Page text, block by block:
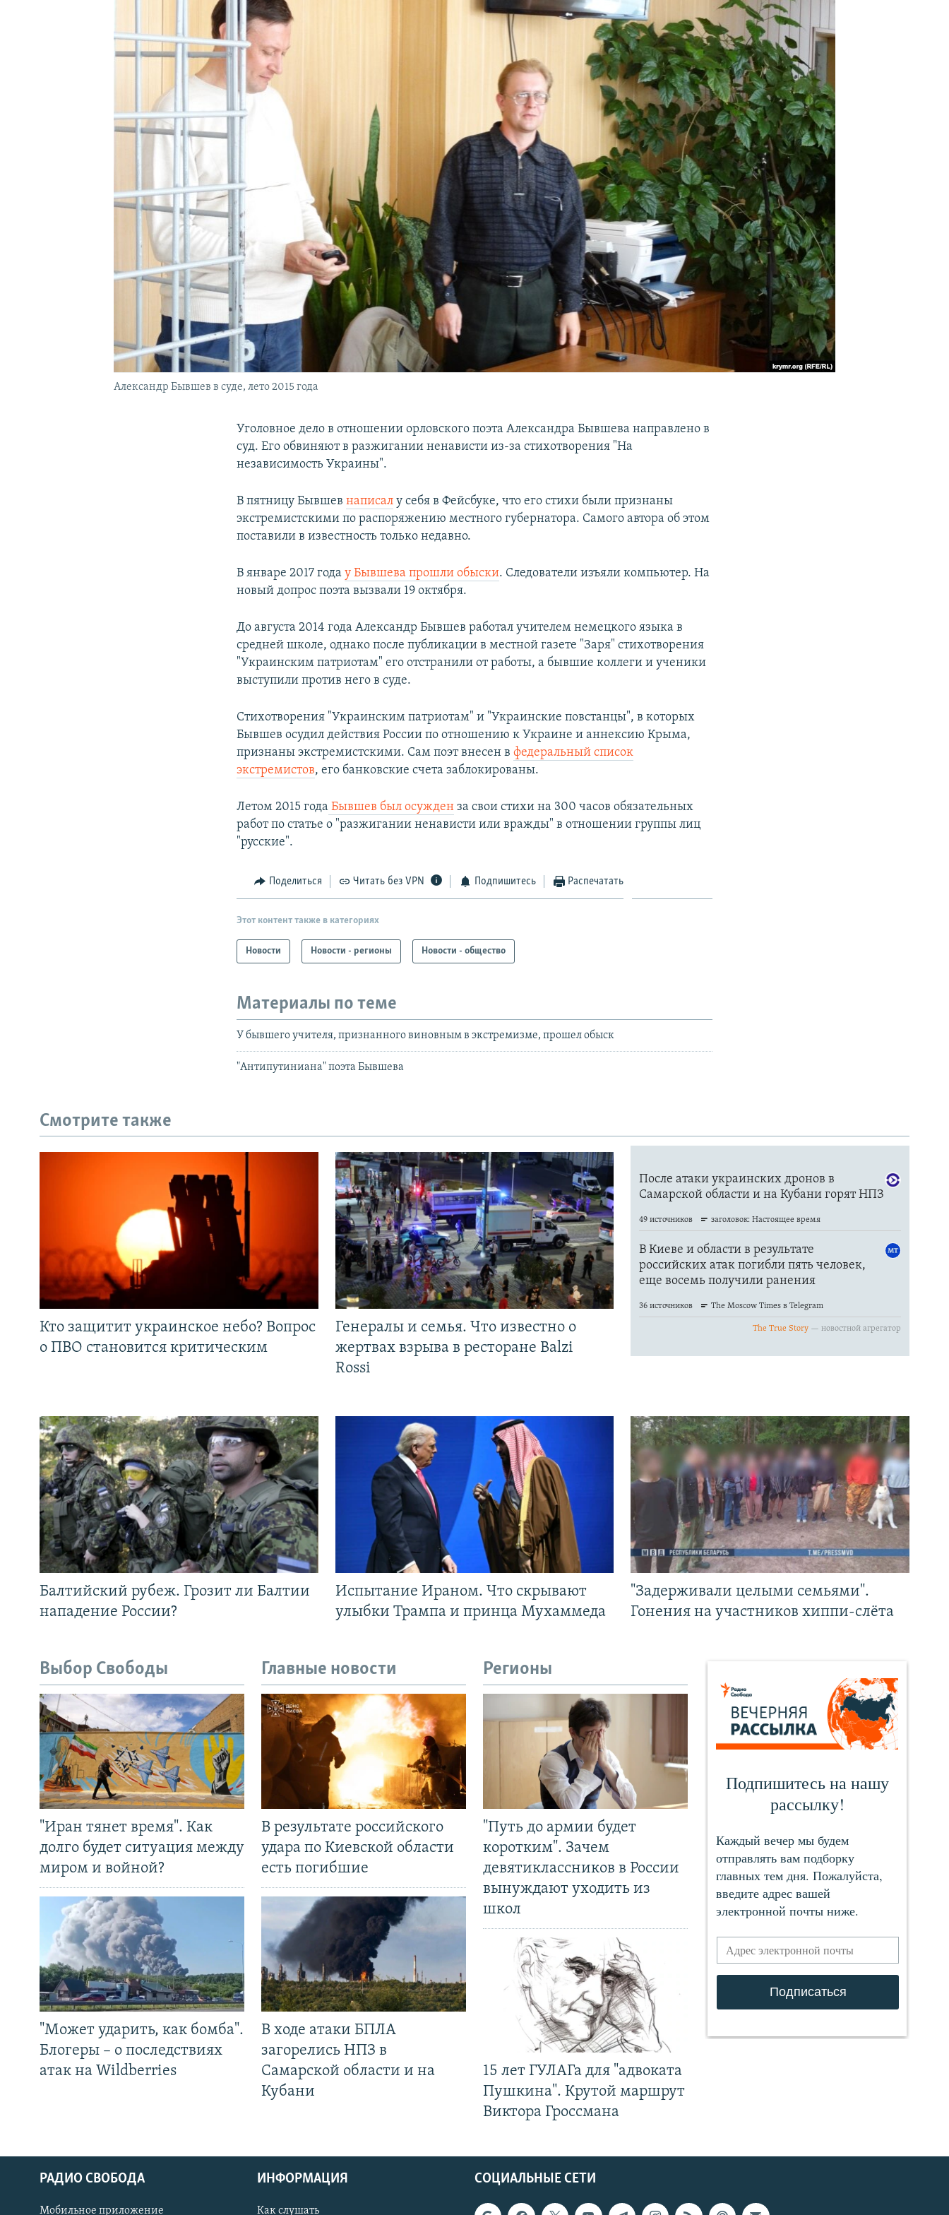
Александр Бывшев в суде, лето 2015 года
Уголовное дело в отношении орловского поэта Александра Бывшева направлено в
суд. Его обвиняют в разжигании ненависти из-за стихотворения "На
независимость Украины".
В пятницу Бывшевнаписал у себя в Фейсбуке, что его стихи были признаны
экстремистскими по распоряжению местного губернатора. Самого автора об этом
поставили в известность только недавно.
В январе 2017 годау Бывшева прошли обыски. Следователи изъяли компьютер. На
новый допрос поэта вызвали 19 октября.
До августа 2014 года Александр Бывшев работал учителем немецкого языка в
средней школе, однако после публикации в местной газете "Заря" стихотворения
"Украинским патриотам" его отстранили от работы, а бывшие коллеги и ученики
выступили против него в суде.
Стихотворения "Украинским патриотам" и "Украинские повстанцы", в которых
Бывшев осудил действия России по отношению к Украине и аннексию Крыма,
признаны экстремистскими. Сам поэт внесен вфедеральный список
экстремистов, его банковские счета заблокированы.
Летом 2015 года Бывшев был осужден за свои стихи на 300 часов обязательных
работ по статье о "разжигании ненависти или вражды" в отношении группы лиц
"русские".
Поделиться Читать без VPN Подпишитесь Распечатать
Этот контент также в категориях
Новости Новости - регионы Новости - общество
Материалы по теме
У бывшего учителя, признанного виновным в экстремизме, прошел обыск
"Антипутиниана" поэта Бывшева
Смотрите также
Кто защитит украинское небо? Вопрос
о ПВО становится критическим
Генералы и семья. Что известно о
жертвах взрыва в ресторане Balzi
Rossi
Балтийский рубеж. Грозит ли Балтии
нападение России?
Испытание Ираном. Что скрывают
улыбки Трампа и принца Мухаммеда
"Задерживали целыми семьями".
Гонения на участников хиппи-слёта
Выбор Свободы
"Иран тянет время". Как
долго будет ситуация между
миром и войной?
"Может ударить, как бомба".
Блогеры – о последствиях
атак на Wildberries
Главные новости
В результате российского
удара по Киевской области
есть погибшие
В ходе атаки БПЛА
загорелись НПЗ в
Самарской области и на
Кубани
Регионы
"Путь до армии будет
коротким". Зачем
девятиклассников в России
вынуждают уходить из
школ
15 лет ГУЛАГа для "адвоката
Пушкина". Крутой маршрут
Виктора Гроссмана
СОЦИАЛЬНЫЕ СЕТИ
РАДИО СВОБОДА
Мобильное приложение
ИНФОРМАЦИЯ
Как слушать